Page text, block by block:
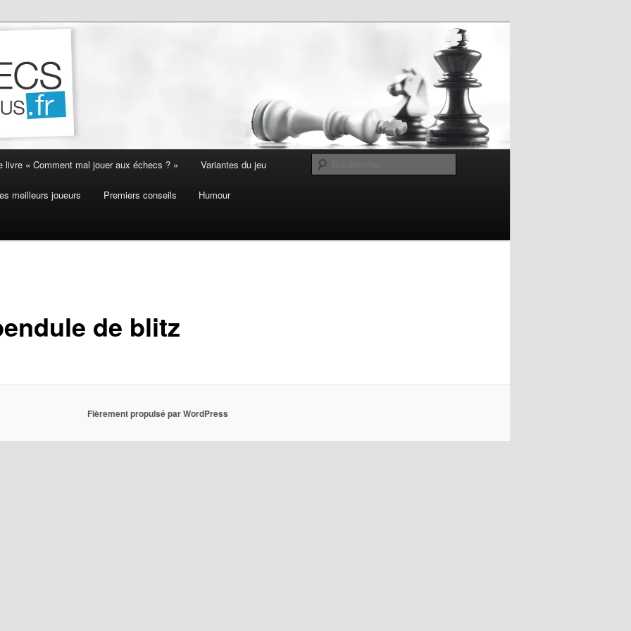
livre « Comment mal jouer aux échecs ? » Variantes du jeu
meilleurs joueurs Premiers conseils Humour
de blitz
Fièrement propulsé par WordPress